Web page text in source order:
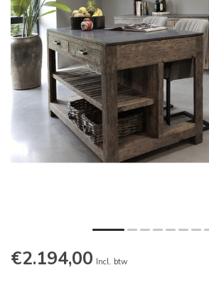
€2.194,00 Incl. btw